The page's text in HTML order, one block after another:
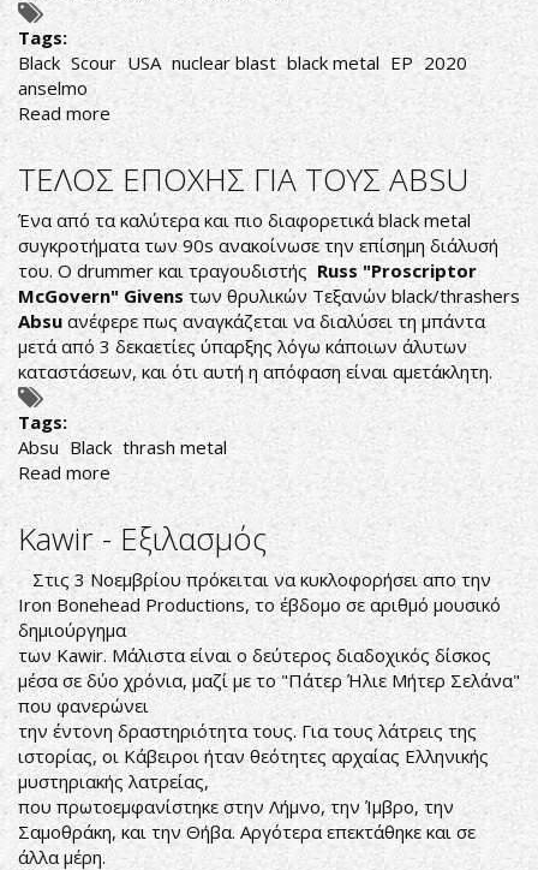
Tags:
Black Scour USA nuclear blast black metal EP 2020
anselmo
Read more about
Scour-
Black
TEΛΟΣ ΕΠΟΧΗΣ ΓΙΑ ΤΟΥΣ ABSU
Ένα από τα καλύτερα και πιο διαφορετικά black metal
συγκροτήματα των 90s ανακοίνωσε την επίσημη διάλυσή
του. Ο drummer και τραγουδιστής Russ "Proscriptor
McGovern" Givens των θρυλικών Tεξανών black/thrashers
Absu ανέφερε πως αναγκάζεται να διαλύσει τη μπάντα
μετά από 3 δεκαετίες ύπαρξης λόγω κάποιων άλυτων
καταστάσεων, και ότι αυτή η απόφαση είναι αμετάκλητη.
Tags:
Absu Black thrash metal
Read more about
TEΛΟΣ
ΕΠΟΧΗΣ
ΓΙΑ
ΤΟΥΣ
ABSU
Kawir - Εξιλασμός
Στις 3 Νοεμβρίου πρόκειται να κυκλοφορήσει απο την
Iron Bonehead Productions, το έβδομο σε αριθμό μουσικό
δημιούργημα
των Kawir. Μάλιστα είναι ο δεύτερος διαδοχικός δίσκος
μέσα σε δύο χρόνια, μαζί με το "Πάτερ Ήλιε Μήτερ Σελάνα"
που φανερώνει
την έντονη δραστηριότητα τους. Για τους λάτρεις της
ιστορίας, οι Κάβειροι ήταν θεότητες αρχαίας Ελληνικής
μυστηριακής λατρείας,
που πρωτοεμφανίστηκε στην Λήμνο, την Ίμβρο, την
Σαμοθράκη, και την Θήβα. Αργότερα επεκτάθηκε και σε
άλλα μέρη.